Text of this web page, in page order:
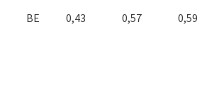
BE 0,43 0,57 0,59